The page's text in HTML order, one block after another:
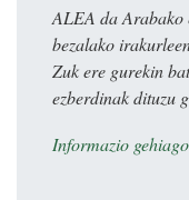
ALEA da Arabako
bezalako
Zuk ere gurekin
ezberdinak dituzu
Informazio gehiago